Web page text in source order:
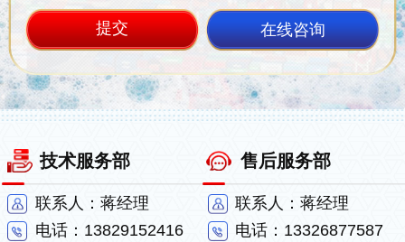
在线咨询
技术服务部
联系人：蒋经理
电话：13829152416
售后服务部
联系人：蒋经理
电话：13326877587